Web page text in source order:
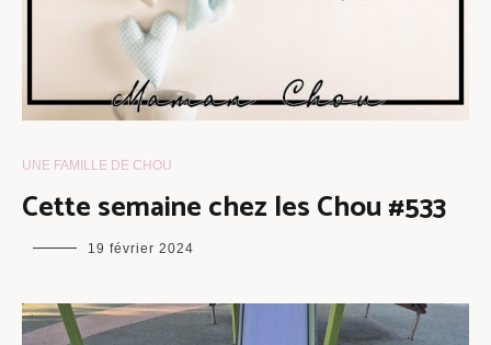
UNE FAMILLE DE CHOU
Cette semaine chez les Chou #533
maman
19 février 2024